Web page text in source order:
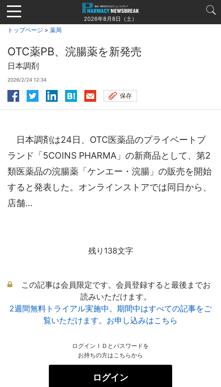
Jump
to
navigation
2026年8月8日（土）
トップページ > 薬局
OTC薬PB、浣腸薬を新発売
日本調剤
2026/2/24 12:34
保存
日本調剤は24日、OTC医薬品のプライベートブ
ランド「5COINS PHARMA」の新商品として、第2
類医薬品の浣腸薬「ケンエー・浣腸」の販売を開始
すると発表した。オンラインストアでは同日から、
店舗...
残り138文字
この記事は会員限定です。会員登録すると最後までお
読みいただけます。
2週間無料トライアル実施中。期間中はすべての記事をご
覧いただけます。お申し込みはこちら
ログインＩＤとパスワードを
お持ちの方はこちらから
ログイン